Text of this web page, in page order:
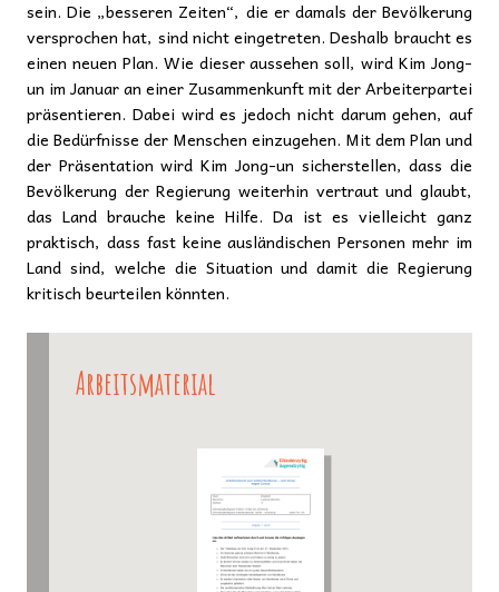
sein. Die „besseren Zeiten“, die er damals der Bevölkerung
versprochen hat, sind nicht eingetreten. Deshalb braucht es
einen neuen Plan. Wie dieser aussehen soll, wird Kim Jong-
un im Januar an einer Zusammenkunft mit der Arbeiterpartei
präsentieren. Dabei wird es jedoch nicht darum gehen, auf
die Bedürfnisse der Menschen einzugehen. Mit dem Plan und
der Präsentation wird Kim Jong-un sicherstellen, dass die
Bevölkerung der Regierung weiterhin vertraut und glaubt,
das Land brauche keine Hilfe. Da ist es vielleicht ganz
praktisch, dass fast keine ausländischen Personen mehr im
Land sind, welche die Situation und damit die Regierung
kritisch beurteilen könnten.
Arbeitsmaterial